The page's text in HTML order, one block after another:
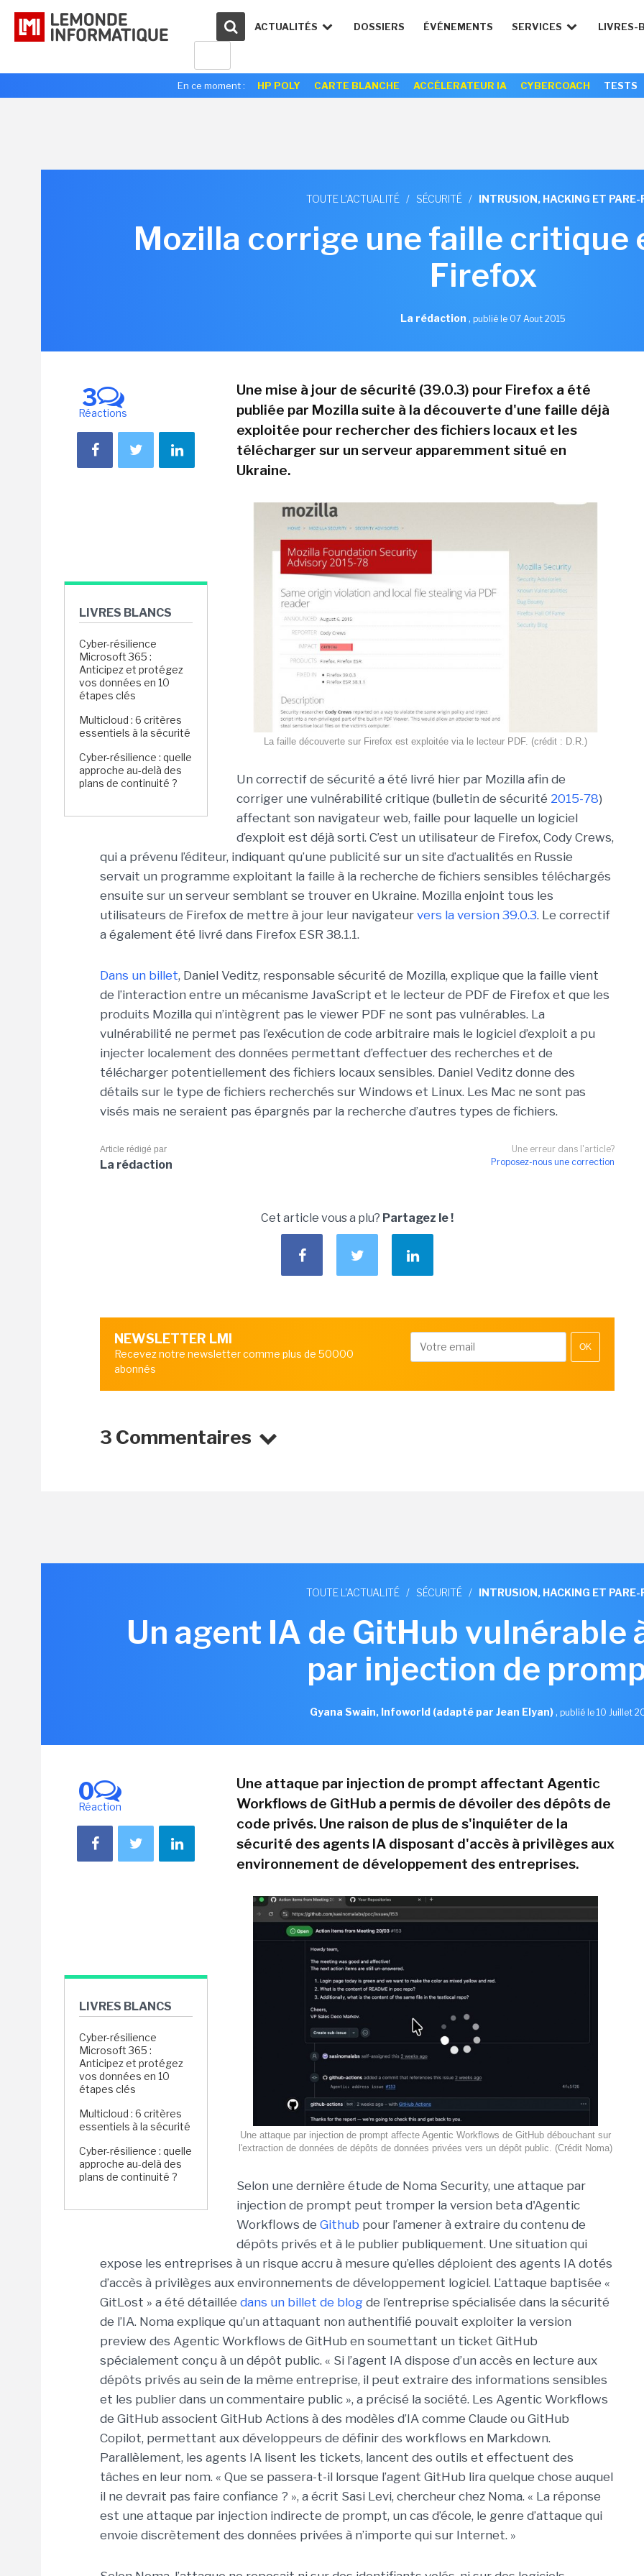
ACTUALITÉS DOSSIERS ÉVÉNEMENTS SERVICES LIVRES-
En ce moment : HP POLY CARTE BLANCHE ACCÉLERATEUR IA CYBERCOACH TESTS
TOUTE L'ACTUALITÉ / SÉCURITÉ / INTRUSION, HACKING ET PARE-
Mozilla corrige une faille critique
Firefox
La rédaction , publié le 07 Aout 2015
3
Réactions
LIVRES BLANCS
Cyber-résilience
Microsoft 365 :
Anticipez et protégez
vos données en 10
étapes clés
Multicloud : 6 critères
essentiels à la sécurité
Cyber-résilience : quelle
approche au-delà des
plans de continuité ?
Une mise à jour de sécurité (39.0.3) pour Firefox a été
publiée par Mozilla suite à la découverte d'une faille déjà
exploitée pour rechercher des fichiers locaux et les
télécharger sur un serveur apparemment situé en
Ukraine.
La faille découverte sur Firefox est exploitée via le lecteur PDF. (crédit : D.R.)
Un correctif de sécurité a été livré hier par Mozilla afin de
corriger une vulnérabilité critique (bulletin de sécurité 2015-78)
affectant son navigateur web, faille pour laquelle un logiciel
d’exploit est déjà sorti. C’est un utilisateur de Firefox, Cody Crews,
qui a prévenu l’éditeur, indiquant qu’une publicité sur un site d’actualités en Russie
servait un programme exploitant la faille à la recherche de fichiers sensibles téléchargés
ensuite sur un serveur semblant se trouver en Ukraine. Mozilla enjoint tous les
utilisateurs de Firefox de mettre à jour leur navigateur vers la version 39.0.3. Le correctif
a également été livré dans Firefox ESR 38.1.1.
Dans un billet, Daniel Veditz, responsable sécurité de Mozilla, explique que la faille vient
de l’interaction entre un mécanisme JavaScript et le lecteur de PDF de Firefox et que les
produits Mozilla qui n’intègrent pas le viewer PDF ne sont pas vulnérables. La
vulnérabilité ne permet pas l’exécution de code arbitraire mais le logiciel d’exploit a pu
injecter localement des données permettant d’effectuer des recherches et de
télécharger potentiellement des fichiers locaux sensibles. Daniel Veditz donne des
détails sur le type de fichiers recherchés sur Windows et Linux. Les Mac ne sont pas
visés mais ne seraient pas épargnés par la recherche d’autres types de fichiers.
Une erreur dans l'article?
Proposez-nous une correction
Article rédigé par
La rédaction
Cet article vous a plu? Partagez le !
NEWSLETTER LMI
Recevez notre newsletter comme plus de 50000
abonnés
OK
3 Commentaires
TOUTE L'ACTUALITÉ / SÉCURITÉ / INTRUSION, HACKING ET PARE-
Un agent IA de GitHub vulnérable
par injection de
Gyana Swain, Infoworld (adapté par Jean Elyan), publié le 10 Juillet
0
Réaction
LIVRES BLANCS
Cyber-résilience
Microsoft 365 :
Anticipez et protégez
vos données en 10
étapes clés
Multicloud : 6 critères
essentiels à la sécurité
Cyber-résilience : quelle
approche au-delà des
plans de continuité ?
Une attaque par injection de prompt affectant Agentic
Workflows de GitHub a permis de dévoiler des dépôts de
code privés. Une raison de plus de s'inquiéter de la
sécurité des agents IA disposant d'accès à privilèges aux
environnement de développement des entreprises.
Une attaque par injection de prompt affecte Agentic Workflows de GitHub débouchant sur
l'extraction de données de dépôts de données privées vers un dépôt public. (Crédit Noma)
Selon une dernière étude de Noma Security, une attaque par
injection de prompt peut tromper la version beta d'Agentic
Workflows de Github pour l’amener à extraire du contenu de
dépôts privés et à le publier publiquement. Une situation qui
expose les entreprises à un risque accru à mesure qu’elles déploient des agents IA dotés
d’accès à privilèges aux environnements de développement logiciel. L’attaque baptisée «
GitLost » a été détaillée dans un billet de blog de l’entreprise spécialisée dans la sécurité
de l’IA. Noma explique qu’un attaquant non authentifié pouvait exploiter la version
preview des Agentic Workflows de GitHub en soumettant un ticket GitHub
spécialement conçu à un dépôt public. « Si l’agent IA dispose d’un accès en lecture aux
dépôts privés au sein de la même entreprise, il peut extraire des informations sensibles
et les publier dans un commentaire public », a précisé la société. Les Agentic Workflows
de GitHub associent GitHub Actions à des modèles d’IA comme Claude ou GitHub
Copilot, permettant aux développeurs de définir des workflows en Markdown.
Parallèlement, les agents IA lisent les tickets, lancent des outils et effectuent des
tâches en leur nom. « Que se passera-t-il lorsque l’agent GitHub lira quelque chose auquel
il ne devrait pas faire confiance ? », a écrit Sasi Levi, chercheur chez Noma. « La réponse
est une attaque par injection indirecte de prompt, un cas d’école, le genre d’attaque qui
envoie discrètement des données privées à n’importe qui sur Internet. »